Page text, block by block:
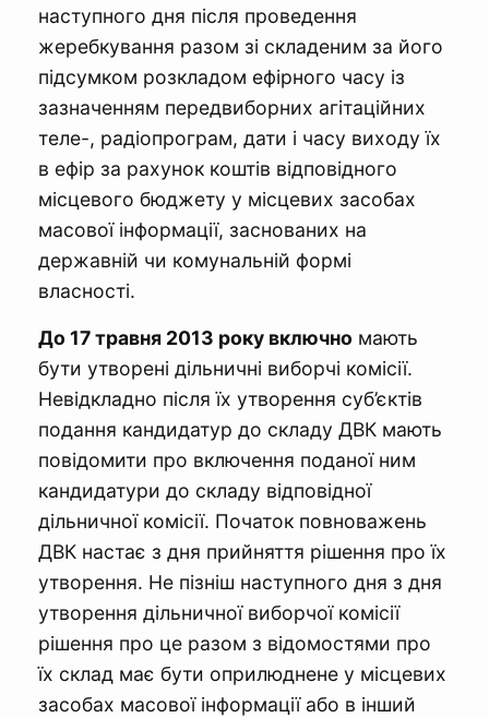
наступного дня після проведення
жеребкування разом зі складеним за його
підсумком розкладом ефірного часу із
зазначенням передвиборних агітаційних
теле-, радіопрограм, дати і часу виходу їх
в ефір за рахунок коштів відповідного
місцевого бюджету у місцевих засобах
масової інформації, заснованих на
державній чи комунальній формі
власності.
До 17 травня 2013 року включно мають
бути утворені дільничні виборчі комісії.
Невідкладно після їх утворення суб’єктів
подання кандидатур до складу ДВК мають
повідомити про включення поданої ним
кандидатури до складу відповідної
дільничної комісії. Початок повноважень
ДВК настає з дня прийняття рішення про їх
утворення. Не пізніш наступного дня з дня
утворення дільничної виборчої комісії
рішення про це разом з відомостями про
їх склад має бути оприлюднене у місцевих
засобах масової інформації або в інший